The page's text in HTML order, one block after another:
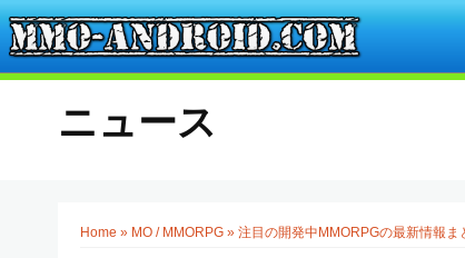
ニュース
Home » MO / MMORPG » 注目の開発中MMORPGの最新情報ま